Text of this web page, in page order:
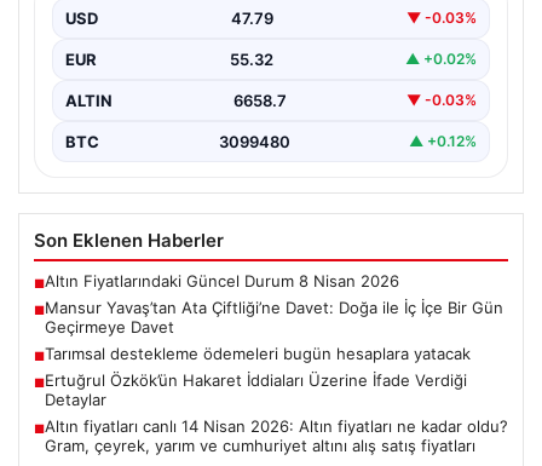
Yavaş, geçtiğimiz günlerde yaptığı açıklamayla
Ankaralıları Gölbaşı bölgesinde…
USD 47.79 ▼ -0.03%
EUR 55.32 ▲ +0.02%
ALTIN 6658.7 ▼ -0.03%
BTC 3099480 ▲ +0.12%
Son Eklenen Haberler
■Altın Fiyatlarındaki Güncel Durum 8 Nisan 2026
■Mansur Yavaş’tan Ata Çiftliği’ne Davet: Doğa ile İç İçe Bir Gün
Geçirmeye Davet
■Tarımsal destekleme ödemeleri bugün hesaplara yatacak
■Ertuğrul Özkök’ün Hakaret İddiaları Üzerine İfade Verdiği
Detaylar
■Altın fiyatları canlı 14 Nisan 2026: Altın fiyatları ne kadar oldu?
Gram, çeyrek, yarım ve cumhuriyet altını alış satış fiyatları